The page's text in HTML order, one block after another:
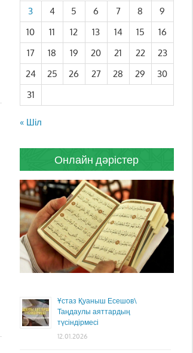
3
4 5 6 7 8
9
10
11 12 13 14 15
16
17
18 19 20 21 22
23
24
25 26 27 28 29
30
31
« Шіл
Онлайн дәрістер
Ұстаз Қуаныш Есешов\
Таңдаулы аяттардың
түсіндірмесі
12.01.2026